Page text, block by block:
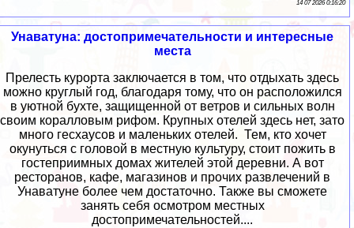
14 07 2026 0:16:20
Унаватуна: достопримечательности и интересные
места
Прелесть курорта заключается в том, что отдыхать здесь
можно круглый год, благодаря тому, что он расположился
в уютной бухте, защищенной от ветров и сильных волн
своим коралловым рифом. Крупных отелей здесь нет, зато
много гесхаусов и маленьких отелей. Тем, кто хочет
окунуться с головой в местную культуру, стоит пожить в
гостеприимных домах жителей этой деревни. А вот
ресторанов, кафе, магазинов и прочих развлечений в
Унаватуне более чем достаточно. Также вы сможете
занять себя осмотром местных
достопримечательностей....